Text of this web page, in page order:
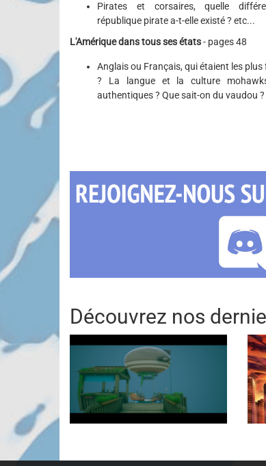
Pirates et corsaires, quelle
république pirate a-t-elle existé ? etc...
L'Amérique dans tous ses états- pages 48
Anglais ou Français, qui étaient les plus
? La langue et la culture
authentiques ? Que sait-on du vaudou
Découvrez nos